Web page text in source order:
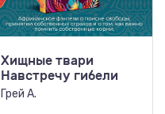
Хищные твари
Навстречу гибели
Грей А.